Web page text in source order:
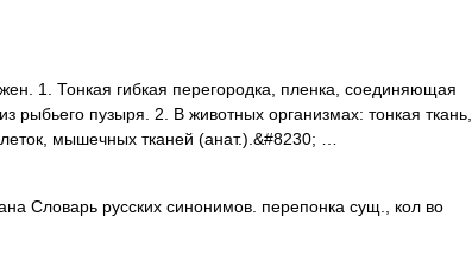
1. Тонкая гибкая перегородка, пленка, соединяющая
рыбьего пузыря. 2. В животных организмах: тонкая ткань,
мышечных тканей (анат.).&#8230; …
Словарь русских синонимов. перепонка сущ., кол во